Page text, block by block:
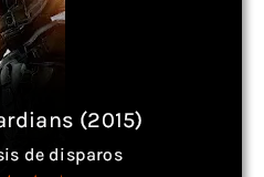
(2015)
de disparos